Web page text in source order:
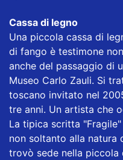
Cassa di legno
Una piccola cassa di
di fango è testimone
anche del passaggio di
Museo Carlo Zauli. Si
toscano invitato nel
tre anni. Un artista che
La tipica scritta
non soltanto alla natura
trovò sede nella piccola